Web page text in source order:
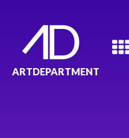
ARTDEPARTMENT